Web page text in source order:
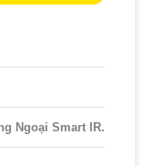
Ngoại Smart IR.